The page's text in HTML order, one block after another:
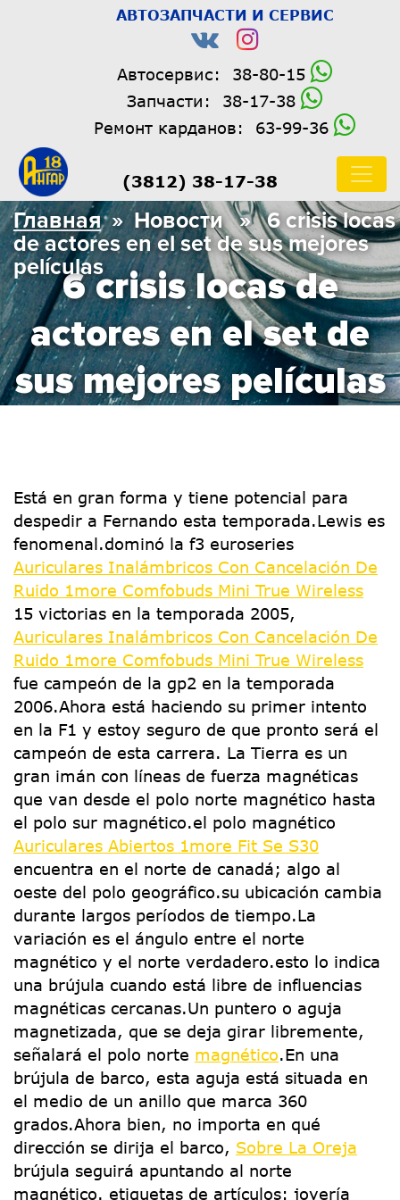
АВТОЗАПЧАСТИ И СЕРВИС
Автосервис:
38-80-15
Запчасти:
38-17-38
Ремонт карданов:
63-99-36
(3812) 38-17-38
6 crisis locas de
actores en el set de
sus mejores películas
Главная» Новости » 6 crisis locas
de actores en el set de sus mejores
películas
Está en gran forma y tiene potencial para
despedir a Fernando esta temporada.Lewis es
fenomenal.dominó la f3 euroseries
Auriculares Inalámbricos Con Cancelación De
Ruido 1more Comfobuds Mini True Wireless
15 victorias en la temporada 2005,
Auriculares Inalámbricos Con Cancelación De
Ruido 1more Comfobuds Mini True Wireless
fue campeón de la gp2 en la temporada
2006.Ahora está haciendo su primer intento
en la F1 y estoy seguro de que pronto será el
campeón de esta carrera. La Tierra es un
gran imán con líneas de fuerza magnéticas
que van desde el polo norte magnético hasta
el polo sur magnético.el polo magnético
Auriculares Abiertos 1more Fit Se S30
encuentra en el norte de canadá; algo al
oeste del polo geográfico.su ubicación cambia
durante largos períodos de tiempo.La
variación es el ángulo entre el norte
magnético y el norte verdadero.esto lo indica
una brújula cuando está libre de influencias
magnéticas cercanas.Un puntero o aguja
magnetizada, que se deja girar libremente,
señalará el polo norte magnético.En una
brújula de barco, esta aguja está situada en
el medio de un anillo que marca 360
grados.Ahora bien, no importa en qué
dirección se dirija el barco, Sobre La Oreja
brújula seguirá apuntando al norte
magnético. etiquetas de artículos: joyería